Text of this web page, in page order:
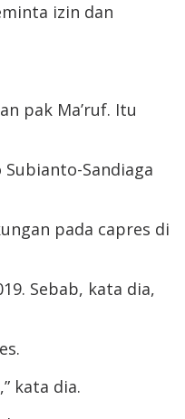
izin dan
pak Ma’ruf. Itu
Sandiaga
pada capres di
Sebab, kata dia,
kata dia.